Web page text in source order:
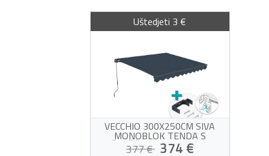
Uštedjeti 3 €
VECCHIO 300X250CM SIVA
MONOBLOK TENDA S
PRIČVRŠĆIVANJEM NA STROP
377 € 374 €